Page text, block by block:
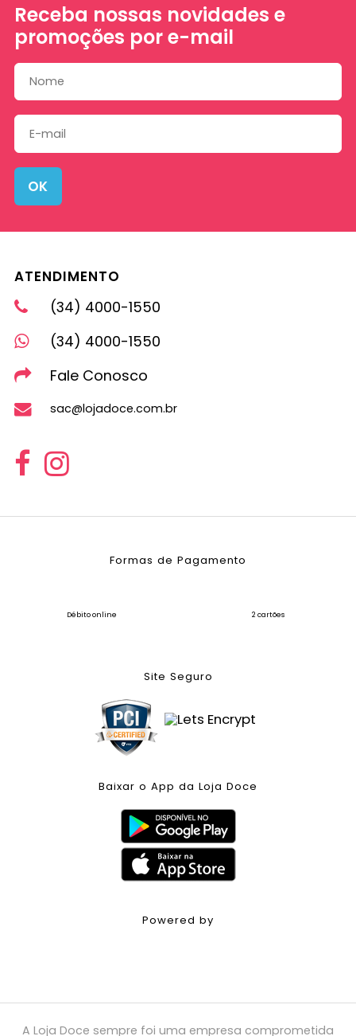
Receba nossas novidades e
promoções por e-mail
OK
ATENDIMENTO
(34) 4000-1550
(34) 4000-1550
Fale Conosco
sac@lojadoce.com.br
Formas de Pagamento
Débito online 2 cartões
Site Seguro
Baixar o App da Loja Doce
Powered by
A Loja Doce sempre foi uma empresa comprometida